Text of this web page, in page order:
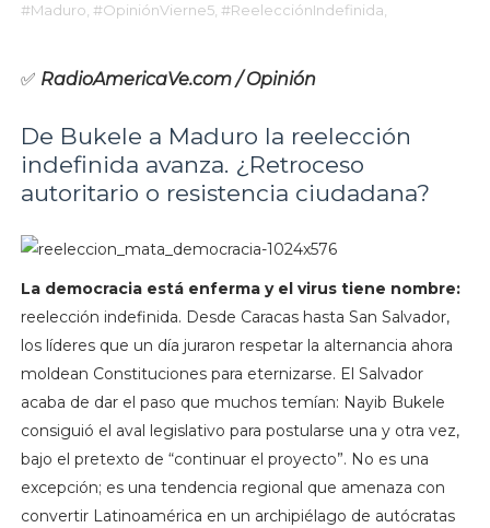
#Maduro, #OpiniónVierne5, #ReelecciónIndefinida,
✅ RadioAmericaVe.com / Opinión
De Bukele a Maduro la reelección
indefinida avanza. ¿Retroceso
autoritario o resistencia ciudadana?
La democracia está enferma y el virus tiene nombre:
reelección indefinida. Desde Caracas hasta San Salvador,
los líderes que un día juraron respetar la alternancia ahora
moldean Constituciones para eternizarse. El Salvador
acaba de dar el paso que muchos temían: Nayib Bukele
consiguió el aval legislativo para postularse una y otra vez,
bajo el pretexto de “continuar el proyecto”. No es una
excepción; es una tendencia regional que amenaza con
convertir Latinoamérica en un archipiélago de autócratas